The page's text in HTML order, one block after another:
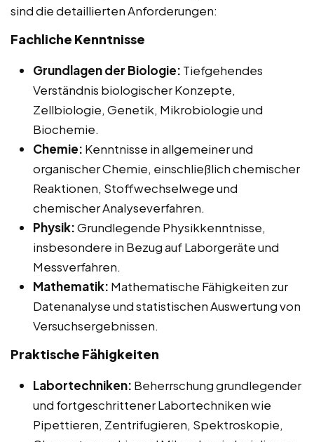
sind die detaillierten Anforderungen:
Fachliche Kenntnisse
Grundlagen der Biologie: Tiefgehendes
Verständnis biologischer Konzepte,
Zellbiologie, Genetik, Mikrobiologie und
Biochemie.
Chemie: Kenntnisse in allgemeiner und
organischer Chemie, einschließlich chemischer
Reaktionen, Stoffwechselwege und
chemischer Analyseverfahren.
Physik:Grundlegende Physikkenntnisse,
insbesondere in Bezug auf Laborgeräte und
Messverfahren.
Mathematik: Mathematische Fähigkeiten zur
Datenanalyse und statistischen Auswertung von
Versuchsergebnissen.
Praktische Fähigkeiten
Labortechniken: Beherrschung grundlegender
und fortgeschrittener Labortechniken wie
Pipettieren, Zentrifugieren, Spektroskopie,